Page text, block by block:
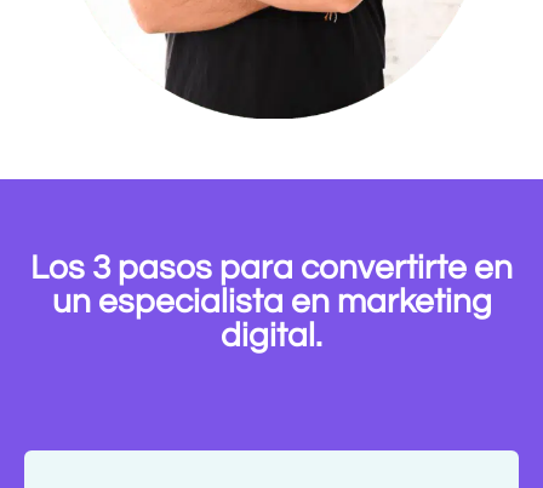
Los 3 pasos para convertirte en
un especialista en marketing
digital.